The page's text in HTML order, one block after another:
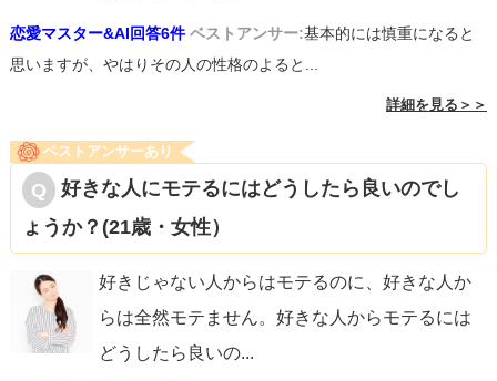
恋愛マスター&AI回答6件 ベストアンサー:基本的には慎重になると
思いますが、やはりその人の性格のよると...
詳細を見る＞＞
ベストアンサーあり
好きな人にモテるにはどうしたら良いのでし
ょうか？(21歳・女性）
好きじゃない人からはモテるのに、好きな人か
らは全然モテません。好きな人からモテるには
どうしたら良いの...